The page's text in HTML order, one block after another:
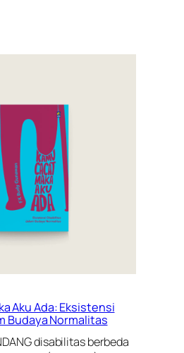
Aku Ada: Eksistensi
Budaya Normalitas
disabilitas berbeda